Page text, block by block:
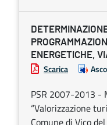
ENERGETICHE,
Scarica
PSR 2007-2013 -
“Valorizzazione
Comune di Vico